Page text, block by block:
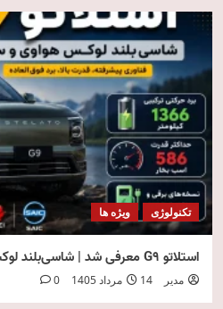
تکنولوژی ویژه ها
استلاتو G9 معرفی شد | شاسی‌بلند لوکس هواوی با برد ۱۳۶۶ کیلومتر
مدیر 14 مرداد 1405 0